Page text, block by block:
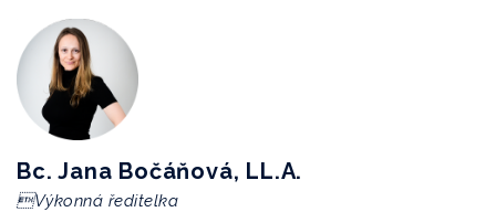
Bc. Jana Bočáňová, LL.A.
Výkonná ředitelka